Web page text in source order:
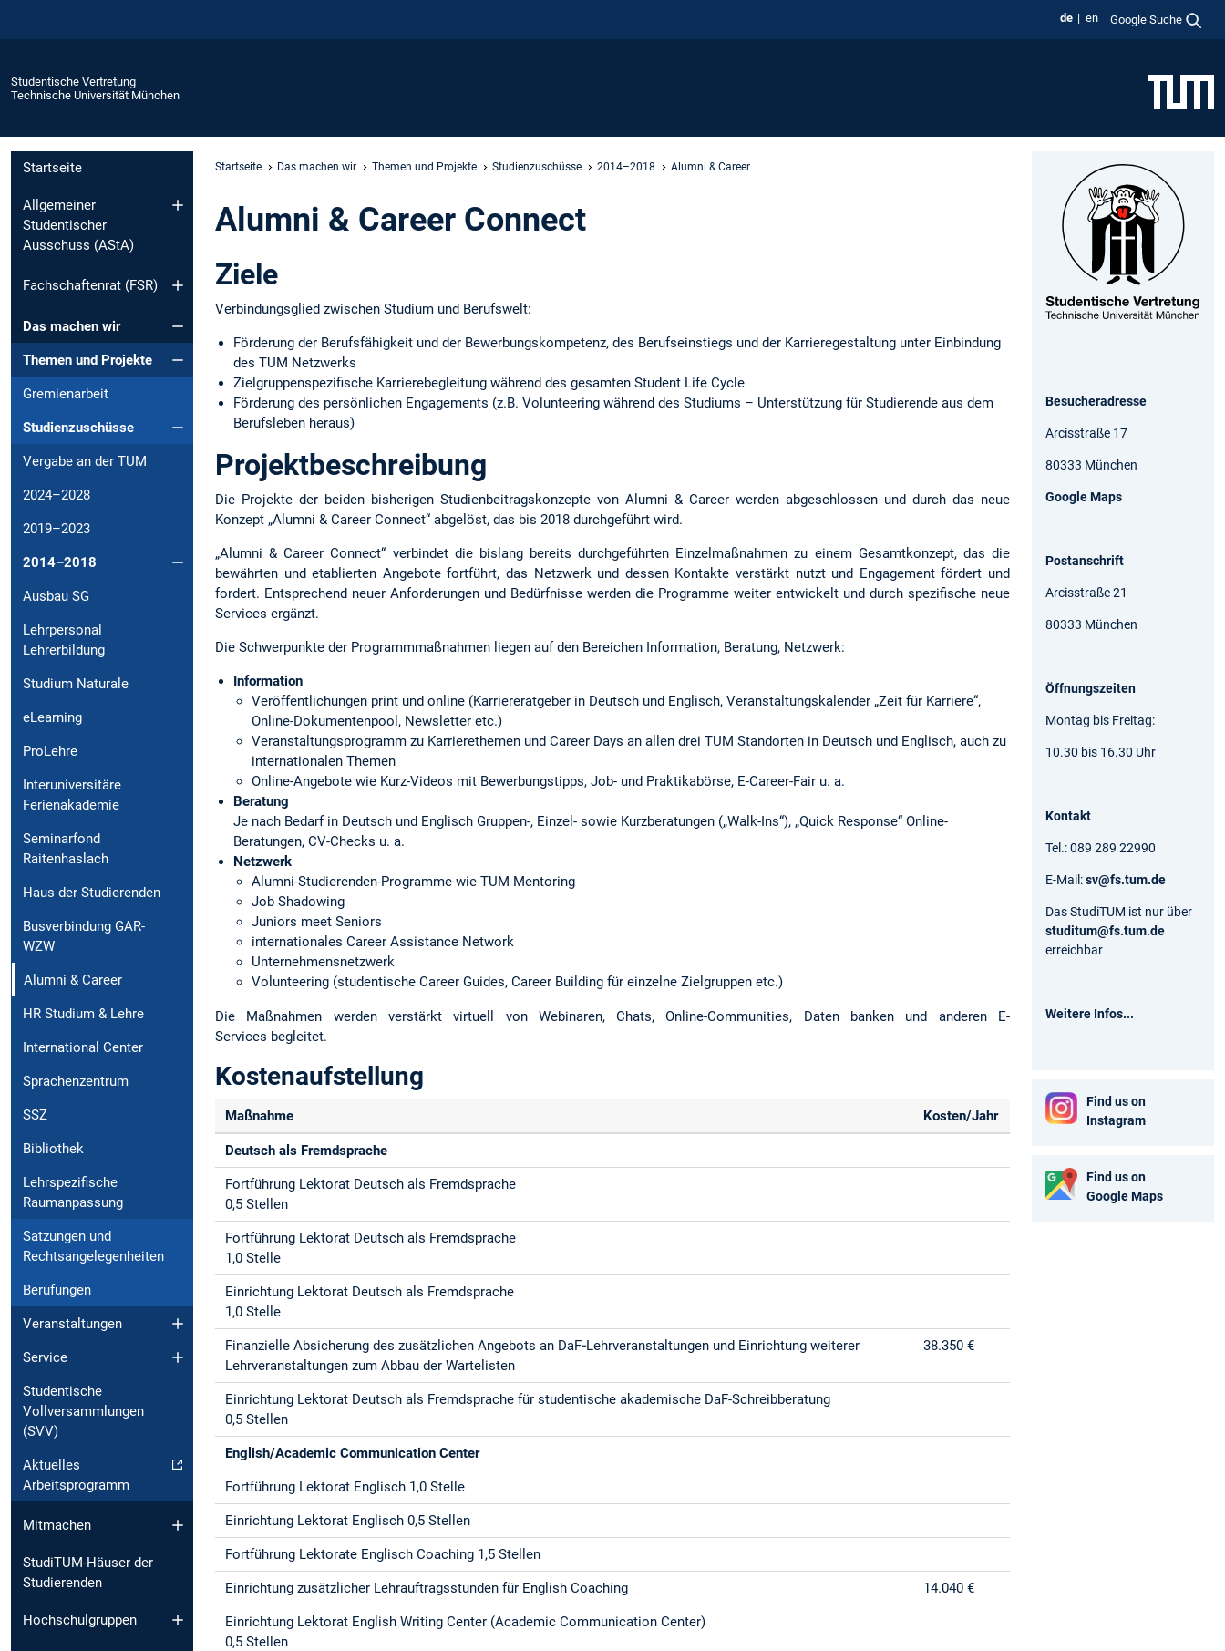
de en Google Suche
Studentische Vertretung
Technische Universität München
Startseite
Allgemeiner
Studentischer
Ausschuss (AStA)
Fachschaftenrat (FSR)
Das machen wir
Themen und Projekte
Gremienarbeit
Studienzuschüsse
Vergabe an der TUM
2024–2028
2019–2023
2014–2018
Ausbau SG
Lehrpersonal
Lehrerbildung
Studium Naturale
eLearning
ProLehre
Interuniversitäre
Ferienakademie
Seminarfond
Raitenhaslach
Haus der Studierenden
Busverbindung GAR-
WZW
Alumni & Career
HR Studium & Lehre
International Center
Sprachenzentrum
SSZ
Bibliothek
Lehrspezifische
Raumanpassung
Satzungen und
Rechtsangelegenheiten
Berufungen
Veranstaltungen
Service
Studentische
Vollversammlungen
(SVV)
Aktuelles
Arbeitsprogramm
Mitmachen
StudiTUM-Häuser der
Studierenden
Hochschulgruppen
Startseite Das machen wir Themen und Projekte Studienzuschüsse 2014–2018 Alumni & Career
Alumni & Career Connect
Ziele
Verbindungsglied zwischen Studium und Berufswelt:
Förderung der Berufsfähigkeit und der Bewerbungskompetenz, des Berufseinstiegs und der Karrieregestaltung unter Einbindung
des TUM Netzwerks
Zielgruppenspezifische Karrierebegleitung während des gesamten Student Life Cycle
Förderung des persönlichen Engagements (z.B. Volunteering während des Studiums – Unterstützung für Studierende aus dem
Berufsleben heraus)
Projektbeschreibung
Die Projekte der beiden bisherigen Studienbeitragskonzepte von Alumni & Career werden abgeschlossen und durch das neue
Konzept „Alumni & Career Connect“ abgelöst, das bis 2018 durchgeführt wird.
„Alumni & Career Connect“ verbindet die bislang bereits durchgeführten Einzelmaßnahmen zu einem Gesamtkonzept, das die
bewährten und etablierten Angebote fortführt, das Netzwerk und dessen Kontakte verstärkt nutzt und Engagement fördert und
fordert. Entsprechend neuer Anforderungen und Bedürfnisse werden die Programme weiter entwickelt und durch spezifische neue
Services ergänzt.
Die Schwerpunkte der Programmmaßnahmen liegen auf den Bereichen Information, Beratung, Netzwerk:
Information
Veröffentlichungen print und online (Karriereratgeber in Deutsch und Englisch, Veranstaltungskalender „Zeit für Karriere“,
Online-Dokumentenpool, Newsletter etc.)
Veranstaltungsprogramm zu Karrierethemen und Career Days an allen drei TUM Standorten in Deutsch und Englisch, auch zu
internationalen Themen
Online-Angebote wie Kurz-Videos mit Bewerbungstipps, Job- und Praktikabörse, E-Career-Fair u. a.
Beratung
Je nach Bedarf in Deutsch und Englisch Gruppen-, Einzel- sowie Kurzberatungen („Walk-Ins“), „Quick Response“ Online-
Beratungen, CV-Checks u. a.
Netzwerk
Alumni-Studierenden-Programme wie TUM Mentoring
Job Shadowing
Juniors meet Seniors
internationales Career Assistance Network
Unternehmensnetzwerk
Volunteering (studentische Career Guides, Career Building für einzelne Zielgruppen etc.)
Die Maßnahmen werden verstärkt virtuell von Webinaren, Chats, Online-Communities, Daten banken und anderen E-
Services begleitet.
Kostenaufstellung
Maßnahme Kosten/Jahr
Deutsch als Fremdsprache
Fortführung Lektorat Deutsch als Fremdsprache
0,5 Stellen
Fortführung Lektorat Deutsch als Fremdsprache
1,0 Stelle
Einrichtung Lektorat Deutsch als Fremdsprache
1,0 Stelle
Finanzielle Absicherung des zusätzlichen Angebots an DaF‐Lehrveranstaltungen und Einrichtung weiterer
Lehrveranstaltungen zum Abbau der Wartelisten
38.350 €
Einrichtung Lektorat Deutsch als Fremdsprache für studentische akademische DaF-Schreibberatung
0,5 Stellen
English/Academic Communication Center
Fortführung Lektorat Englisch 1,0 Stelle
Einrichtung Lektorat Englisch 0,5 Stellen
Fortführung Lektorate Englisch Coaching 1,5 Stellen
Einrichtung zusätzlicher Lehrauftragsstunden für English Coaching 14.040 €
Einrichtung Lektorat English Writing Center (Academic Communication Center)
0,5 Stellen
Besucheradresse
Arcisstraße 17
80333 München
Google Maps
Postanschrift
Arcisstraße 21
80333 München
Öffnungszeiten
Montag bis Freitag:
10.30 bis 16.30 Uhr
Kontakt
Tel.: 089 289 22990
E-Mail:sv@fs.tum.de
Das StudiTUM ist nur über
studitum@fs.tum.de
erreichbar
Weitere Infos...
Find us on
Instagram
Find us on
Google Maps